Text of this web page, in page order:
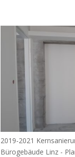
2019-2021
Bürogebäude Linz -